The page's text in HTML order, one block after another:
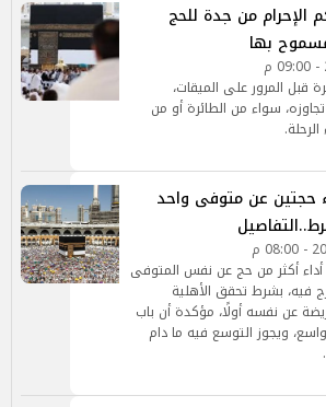
الإحرام من جدة للحج
بها
قبل المرور على الميقات،
سواء من الطائرة أو من
حجتين عن متوفى واحد
أداء أكثر من حج عن نفس المتوفى
فيه، بشرط تحقق الأهلية
عن نفسه أولًا، مؤكدة أن باب
ويجوز التوسع فيه ما دام